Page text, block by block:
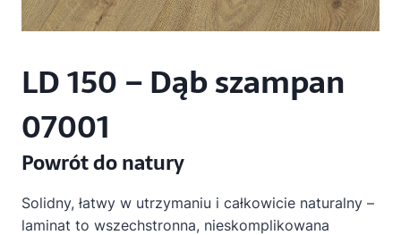
LD 150 – Dąb szampan
07001
Powrót do natury
Solidny, łatwy w utrzymaniu i całkowicie naturalny –
laminat to wszechstronna, nieskomplikowana